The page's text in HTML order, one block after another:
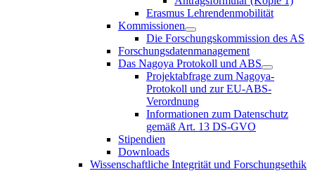
Erasmus Lehrendenmobilität
Kommissionen
Die Forschungskommission des AS
Forschungsdatenmanagement
Das Nagoya Protokoll und ABS
Projektabfrage zum Nagoya-
Protokoll und zur EU-ABS-
Verordnung
Informationen zum Datenschutz
gemäß Art. 13 DS-GVO
Stipendien
Downloads
Wissenschaftliche Integrität und Forschungsethik